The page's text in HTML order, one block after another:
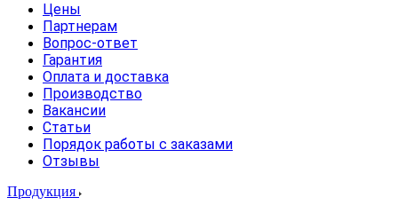
Цены
Партнерам
Вопрос-ответ
Гарантия
Оплата и доставка
Производство
Вакансии
Статьи
Порядок работы с заказами
Отзывы
Продукция